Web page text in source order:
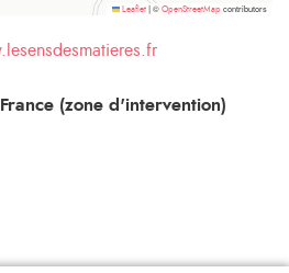
Leaflet © OpenStreetMap contributors
(zone d'intervention)